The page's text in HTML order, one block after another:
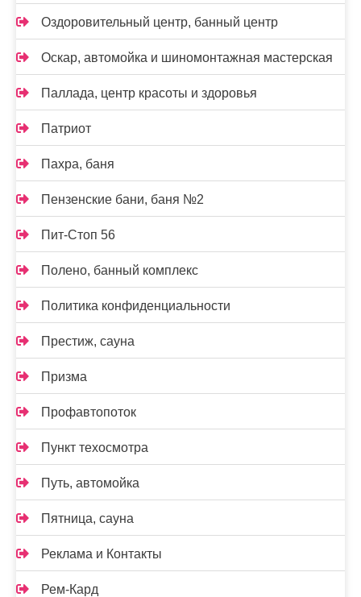
Оздоровительный центр, банный центр
Оскар, автомойка и шиномонтажная мастерская
Паллада, центр красоты и здоровья
Патриот
Пахра, баня
Пензенские бани, баня №2
Пит-Стоп 56
Полено, банный комплекс
Политика конфиденциальности
Престиж, сауна
Призма
Профавтопоток
Пункт техосмотра
Путь, автомойка
Пятница, сауна
Реклама и Контакты
Рем-Кард